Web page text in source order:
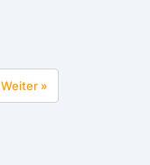
Weiter »